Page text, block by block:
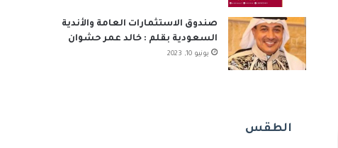
صندوق الاستثمارات العامة والأندية
السعودية بقلم : خالد عمر حشوان
يونيو 10, 2023
الطقس